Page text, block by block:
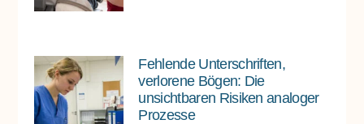
Fehlende Unterschriften,
verlorene Bögen: Die
unsichtbaren Risiken analoger
Prozesse